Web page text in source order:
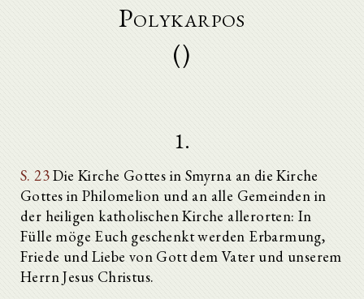
Polykarpos
()
1.
S. 23Die Kirche Gottes in Smyrna an die Kirche
Gottes in Philomelion und an alle Gemeinden in
der heiligen katholischen Kirche allerorten: In
Fülle möge Euch geschenkt werden Erbarmung,
Friede und Liebe von Gott dem Vater und unserem
Herrn Jesus Christus.